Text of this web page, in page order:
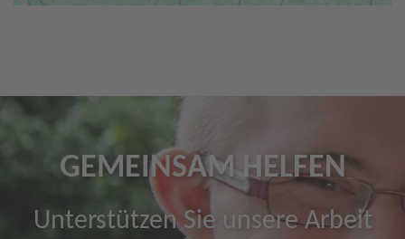
GEMEINSAM HELFEN
Unterstützen Sie unsere Arbeit